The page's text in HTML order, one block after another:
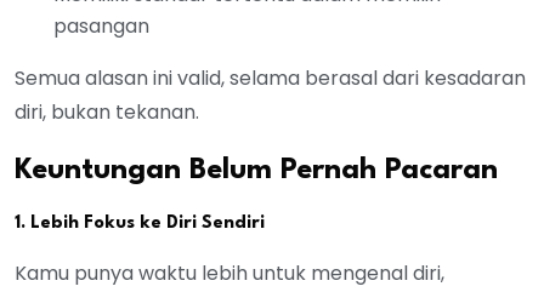
pasangan
Semua alasan ini valid, selama berasal dari kesadaran
diri, bukan tekanan.
Keuntungan Belum Pernah Pacaran
1. Lebih Fokus ke Diri Sendiri
Kamu punya waktu lebih untuk mengenal diri,